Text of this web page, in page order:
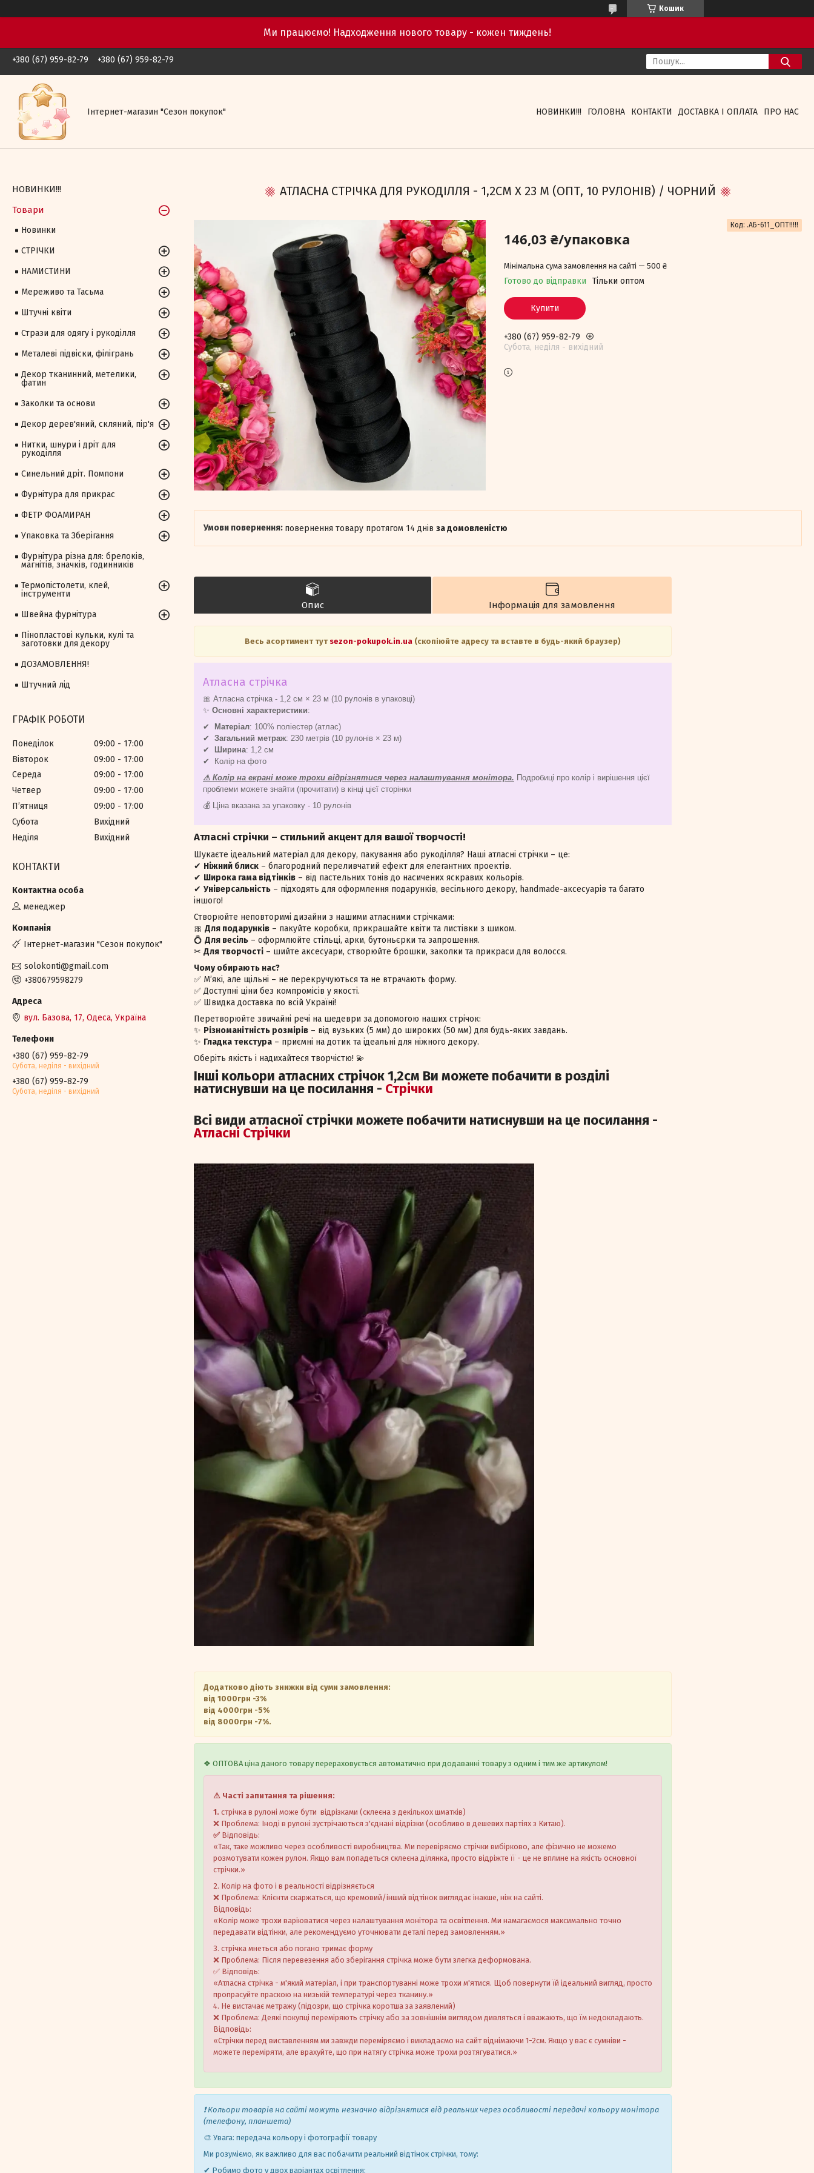
Кошик
Ми працюємо! Надходження нового товару - кожен тиждень!
+380 (67) 959-82-79 +380 (67) 959-82-79
Iнтернет-магазин "Сезон покупок" НОВИНКИ!!! ГОЛОВНА КОНТАКТИ ДОСТАВКА І ОПЛАТА ПРО НАС
АТЛАСНА СТРІЧКА ДЛЯ РУКОДІЛЛЯ - 1,2СМ X 23 М (ОПТ, 10 РУЛОНІВ) / ЧОРНИЙ
146,03 ₴/упаковка
Мінімальна сума замовлення на сайті — 500 ₴
Готово до відправки Тільки оптом
Код: .АБ-611_ОПТ!!!!!
Купити
+380 (67) 959-82-79
Субота, недiля - вихiдний
повернення товару протягом 14 днів за домовленістю
Опис Інформація для замовлення
Весь асортимент тут sezon-pokupok.in.ua (скопіюйте адресу та вставте в будь-який браузер)
Атласна стрічка
🎀 Атласна стрічка - 1,2 см × 23 м (10 рулонів в упаковці)
✨ Основні характеристики:
✔
Матеріал: 100% поліестер (атлас)
✔
Загальний метраж: 230 метрів (10 рулонів × 23 м)
✔
Ширина: 1,2 см
✔ Колір на фото
⚠ Колір на екрані може трохи відрізнятися через налаштування монітора. Подробиці про колір і вирішення цієї
проблеми можете знайти (прочитати) в кінці цієї сторінки
💰 Ціна вказана за упаковку - 10 рулонів
Атласні стрічки – стильний акцент для вашої творчості!
Шукаєте ідеальний матеріал для декору, пакування або рукоділля? Наші атласні стрічки – це:
✔ Ніжний блиск – благородний переливчатий ефект для елегантних проектів.
✔ Широка гама відтінків – від пастельних тонів до насичених яскравих кольорів.
✔ Універсальність – підходять для оформлення подарунків, весільного декору, handmade-аксесуарів та багато
іншого!
Створюйте неповторимі дизайни з нашими атласними стрічками:
🎀 Для подарунків – пакуйте коробки, прикрашайте квіти та листівки з шиком.
💍 Для весіль – оформлюйте стільці, арки, бутоньєрки та запрошення.
✂ Для творчості – шийте аксесуари, створюйте брошки, заколки та прикраси для волосся.
Чому обирають нас?
✅ М’які, але щільні – не перекручуються та не втрачають форму.
✅ Доступні ціни без компромісів у якості.
✅ Швидка доставка по всій Україні!
Перетворюйте звичайні речі на шедеври за допомогою наших стрічок:
✨ Різноманітність розмірів – від вузьких (5 мм) до широких (50 мм) для будь-яких завдань.
✨ Гладка текстура – приємні на дотик та ідеальні для ніжного декору.
Оберіть якість і надихайтеся творчістю! 💫
Інші кольори атласних стрічок 1,2см Ви можете побачити в розділі
натиснувши на це посилання - Стрічки
Всі види атласної стрічки можете побачити натиснувши на це посилання -
Атласні Стрічки
Додатково діють знижки від суми замовлення:
від 1000грн -3%
від 4000грн -5%
від 8000грн -7%.
❖ ОПТОВА ціна даного товару перераховується автоматично при додаванні товару з одним і тим же артикулом!
⚠ Часті запитання та рішення:
1. стрічка в рулоні може бути відрізками (склеєна з декількох шматків)
❌ Проблема: Іноді в рулоні зустрічаються з'єднані відрізки (особливо в дешевих партіях з Китаю).
✅ Відповідь:
«Так, таке можливо через особливості виробництва. Ми перевіряємо стрічки вибірково, але фізично не можемо
розмотувати кожен рулон. Якщо вам попадеться склеєна ділянка, просто відріжте її - це не вплине на якість основної
стрічки.»
2. Колір на фото і в реальності відрізняється
❌ Проблема: Клієнти скаржаться, що кремовий/інший відтінок виглядає інакше, ніж на сайті.
Відповідь:
«Колір може трохи варіюватися через налаштування монітора та освітлення. Ми намагаємося максимально точно
передавати відтінки, але рекомендуємо уточнювати деталі перед замовленням.»
3. стрічка мнеться або погано тримає форму
❌ Проблема: Після перевезення або зберігання стрічка може бути злегка деформована.
✅ Відповідь:
«Атласна стрічка - м'який матеріал, і при транспортуванні може трохи м'ятися. Щоб повернути їй ідеальний вигляд, просто
пропрасуйте праскою на низькій температурі через тканину.»
4. Не вистачає метражу (підозри, що стрічка коротша за заявлений)
❌ Проблема: Деякі покупці переміряють стрічку або за зовнішнім виглядом дивляться і вважають, що їм недокладають.
Відповідь:
«Стрічки перед виставленням ми завжди переміряємо і викладаємо на сайт віднімаючи 1-2см. Якщо у вас є сумніви -
можете переміряти, але врахуйте, що при натягу стрічка може трохи розтягуватися.»
❗ Кольори товарів на сайті можуть незначно відрізнятися від реальних через особливості передачі кольору монітора
(телефону, планшета)
🎨 Увага: передача кольору і фотографії товару
Ми розуміємо, як важливо для вас побачити реальний відтінок стрічки, тому:
✔ Робимо фото у двох варіантах освітлення:
НОВИНКИ!!!
Товари
Новинки
СТРІЧКИ
НАМИСТИНИ
Мереживо та Тасьма
Штучні квіти
Стрази для одягу і рукоділля
Металеві підвіски, філігрань
Декор тканинний, метелики,
фатин
Заколки та основи
Декор дерев'яний, скляний, пір'я
Нитки, шнури і дріт для
рукоділля
Синельний дріт. Помпони
Фурнітура для прикрас
ФЕТР ФОАМИРАН
Упаковка та Зберігання
Фурнітура різна для: брелоків,
магнітів, значків, годинників
Термопістолети, клей,
інструменти
Швейна фурнітура
Пінопластові кульки, кулі та
заготовки для декору
ДОЗАМОВЛЕННЯ!
Штучний лід
ГРАФІК РОБОТИ
Понеділок 09:00
17:00
Вівторок
09:00
17:00
Середа
09:00
17:00
Четвер
09:00
17:00
Пʼятниця
09:00
17:00
Субота
Вихідний
Неділя
Вихідний
КОНТАКТИ
менеджер
Iнтернет-магазин "Сезон покупок"
solokonti@gmail.com
+380679598279
вул. Базова, 17, Одеса, Україна
+380 (67) 959-82-79
Субота, недiля - вихiдний
+380 (67) 959-82-79
Субота, недiля - вихiдний